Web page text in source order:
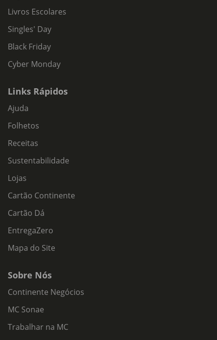
Livros Escolares
Singles' Day
Black Friday
Cyber Monday
Links Rápidos
Ajuda
Folhetos
Receitas
Sustentabilidade
Lojas
Cartão Continente
Cartão Dá
EntregaZero
Mapa do Site
Sobre Nós
Continente Negócios
MC Sonae
Trabalhar na MC